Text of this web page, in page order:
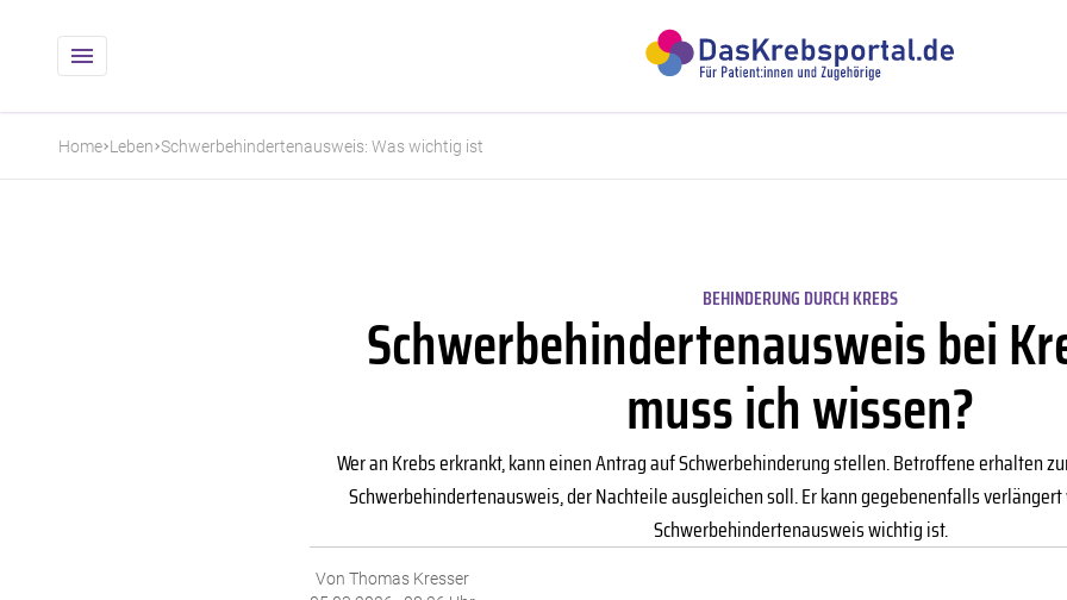
Home Leben Schwerbehindertenausweis: Was wichtig ist
BEHINDERUNG DURCH KREBS
Schwerbehindertenausweis bei
muss ich wissen?
Wer an Krebs erkrankt, kann einen Antrag auf Schwerbehinderung stellen. Betroffene erhalten
Schwerbehindertenausweis, der Nachteile ausgleichen soll. Er kann gegebenenfalls verlängert
Schwerbehindertenausweis wichtig ist.
Von Thomas Kresser